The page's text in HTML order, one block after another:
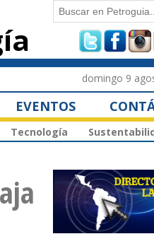
búsqueda
Buscar
domingo 9
EVENTOS
Tecnología